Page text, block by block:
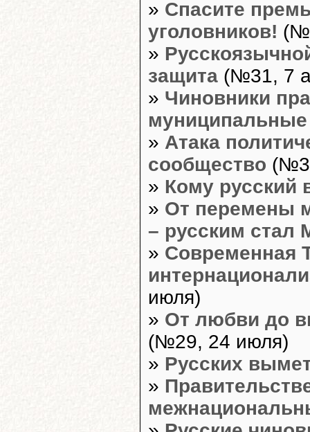
» Спасите
уголовников!
»
защита (№31, 7
» Чиновники
» Атака
сообщество
» Кому русский
» От перемены
– русским стал
» Современная
июля)
» От любви до
(№29, 24 июля)
» Русских
»